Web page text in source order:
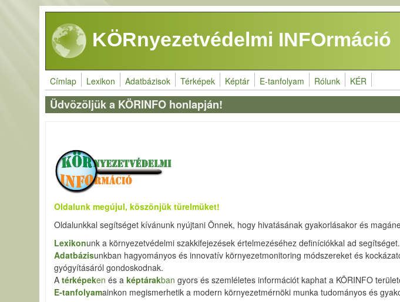
Ugrás a tartalomra
KÖRnyezetvédelmi INFOrmáció
Címlap Lexikon Adatbázisok Térképek Képtár E-tanfolyam Rólunk KÉR
Üdvözöljük a KÖRINFO honlapján!
Oldalunk megújul, köszönjük türelmüket!
Oldalunkkal segítséget kívánunk nyújtani Önnek, hogy hivatásának gyakorlásakor és
Lexikonunk a környezetvédelmi szakkifejezések értelmezéséhez definíciókkal ad segítséget.
Adatbázisunkban hagyományos és innovatív környezetmonitoring módszereket és
gyógyításáról gondoskodnak.
Atérképeken és aképtárakban gyors és szemléletes információt kaphat a KÖRINFO
E-tanfolyamainkon megismerhetik a modern környezetmérnöki munka tudományos és